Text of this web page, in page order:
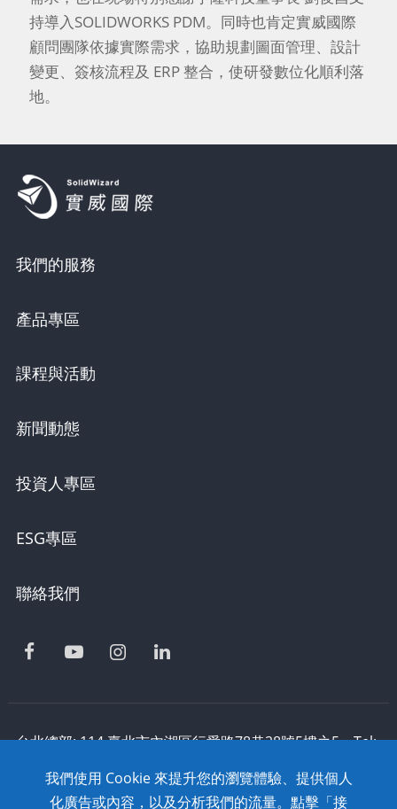
持導入SOLIDWORKS PDM。同時也肯定實威國際
顧問團隊依據實際需求，協助規劃圖面管理、設計
變更、簽核流程及 ERP 整合，使研發數位化順利落
地。
我們的服務
產品專區
課程與活動
新聞動態
投資人專區
ESG專區
聯絡我們
台北總部: 114 臺北市內湖區行愛路78巷28號5樓之5 Tel:
0800-868-358
我們使用 Cookie 來提升您的瀏覽體驗、提供個人
化廣告或內容，以及分析我們的流量。點擊「接